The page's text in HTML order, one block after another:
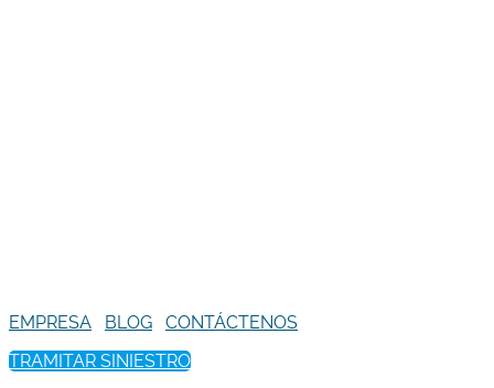
EMPRESA BLOG
CONTÁCTENOS
TRAMITAR SINIESTRO